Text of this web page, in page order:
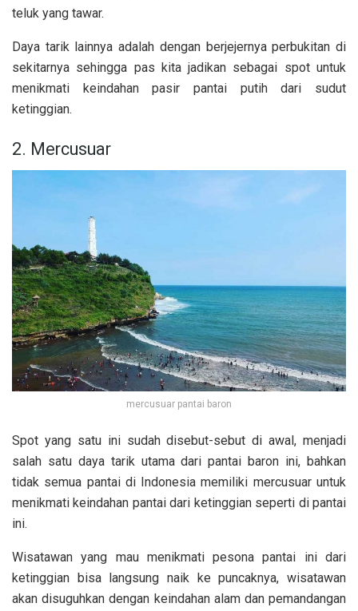
teluk yang tawar.
Daya tarik lainnya adalah dengan berjejernya perbukitan di
sekitarnya sehingga pas kita jadikan sebagai spot untuk
menikmati keindahan pasir pantai putih dari sudut
ketinggian.
2. Mercusuar
mercusuar pantai baron
Spot yang satu ini sudah disebut-sebut di awal, menjadi
salah satu daya tarik utama dari pantai baron ini, bahkan
tidak semua pantai di Indonesia memiliki mercusuar untuk
menikmati keindahan pantai dari ketinggian seperti di pantai
ini.
Wisatawan yang mau menikmati pesona pantai ini dari
ketinggian bisa langsung naik ke puncaknya, wisatawan
akan disuguhkan dengan keindahan alam dan pemandangan